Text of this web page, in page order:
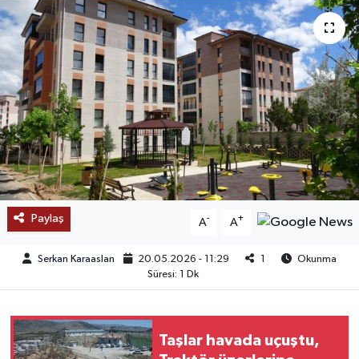
Paylaş A- A+
Serkan Karaaslan 20.05.2026 - 11:29 1
Okunma
Süresi: 1 Dk
Taşlar havada uçuştu,
GÜNDEM
MAGAZİN
SAĞLIK
EĞİTİM
BÖLGE
KEŞFET
POPÜLER
DÜNYA
TREND
Son Dakika Haberleri
Haber Arşivi